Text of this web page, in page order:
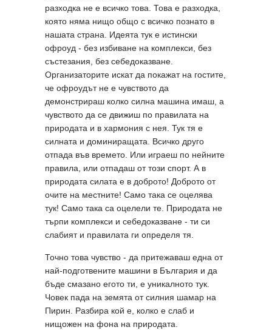
разходка не е всичко това. Това е разходка,
която няма нищо общо с всичко познато в
нашата страна. Идеята тук е истински
офроуд - без избиване на комплекси, без
състезания, без себедоказване.
Организаторите искат да покажат на гостите,
че офроудът не е чувството да
демонстрираш колко силна машина имаш, а
чувството да се движиш по правилата на
природата и в хармония с нея. Тук тя е
силната и доминиращата. Всичко друго
отпада във времето. Или играеш по нейните
правила, или отпадаш от този спорт. А в
природата силата е в доброто! Доброто от
очите на местните! Само така се оцелява
тук! Само така са оцелели те. Природата не
търпи комплекси и себедоказване - ти си
слабият и правилата ги определя тя.
Точно това чувство - да притежаваш една от
най-подготвените машини в България и да
бъде смазано егото ти, е уникалното тук.
Човек пада на земята от силния шамар на
Пирин. Разбира кой е, колко е слаб и
нищожен на фона на природата.